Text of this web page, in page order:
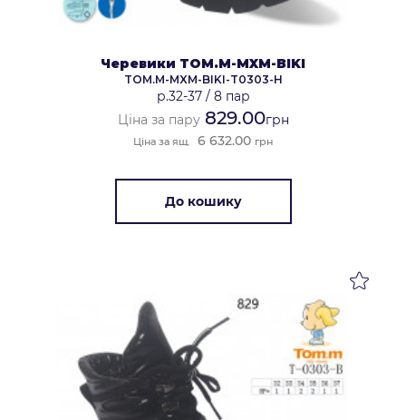
Черевики TOM.M-MXM-BIKI
TOM.M-MXM-BIKI-T0303-H
р.32-37/ 8 пар
Ціна за пару829.00грн
Ціна за ящ. 6 632.00 грн
До кошику